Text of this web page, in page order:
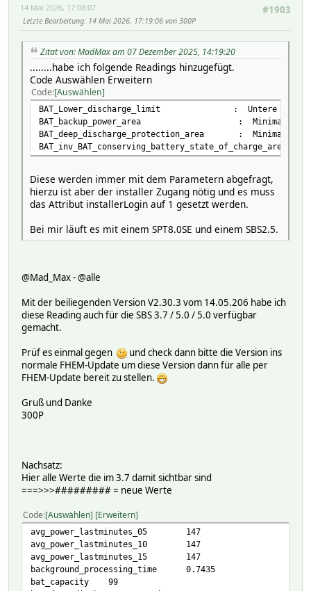
#1903
14 Mai 2026, 17:08:07
Letzte Bearbeitung: 14 Mai 2026, 17:19:06 von 300P
Zitat von: MadMax am 07 Dezember 2025, 14:19:20
........habe ich folgende Readings hinzugefügt.
Code Auswählen Erweitern
Code Auswählen
BAT_Lower_discharge_limit : Untere Grenze des
BAT_backup_power_area : Minimale Breite
BAT_deep_discharge_protection_area : Minimale
Diese werden immer mit dem Parametern abgefragt,
hierzu ist aber der installer Zugang nötig und es muss
das Attribut installerLogin auf 1 gesetzt werden.
Bei mir läuft es mit einem SPT8.0SE und einem SBS2.5.
@Mad_Max - @alle
Mit der beiliegenden Version V2.30.3 vom 14.05.206 habe ich
diese Reading auch für die SBS 3.7 / 5.0 / 5.0 verfügbar
gemacht.
Prüf es einmal gegen
und check dann bitte die Version ins
normale FHEM-Update um diese Version dann für alle per
FHEM-Update bereit zu stellen.
Gruß und Danke
300P
Nachsatz:
Hier alle Werte die im 3.7 damit sichtbar sind
===>>>######### = neue Werte
Code Auswählen Erweitern
avg_power_lastminutes_05
147
avg_power_lastminutes_10
147
avg_power_lastminutes_15
147
background_processing_time
0.7435
bat_capacity
99